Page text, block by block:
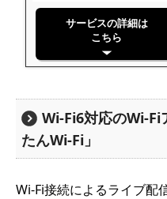
サービスの詳細は
こちら
Wi-Fi6対応のWi-Fi
たんWi-Fi」
Wi-Fi接続によるライブ配